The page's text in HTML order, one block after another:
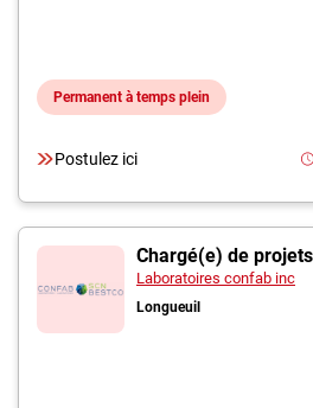
Permanent à temps plein
Postulez ici
Chargé(e) de
Laboratoires confab inc
Longueuil